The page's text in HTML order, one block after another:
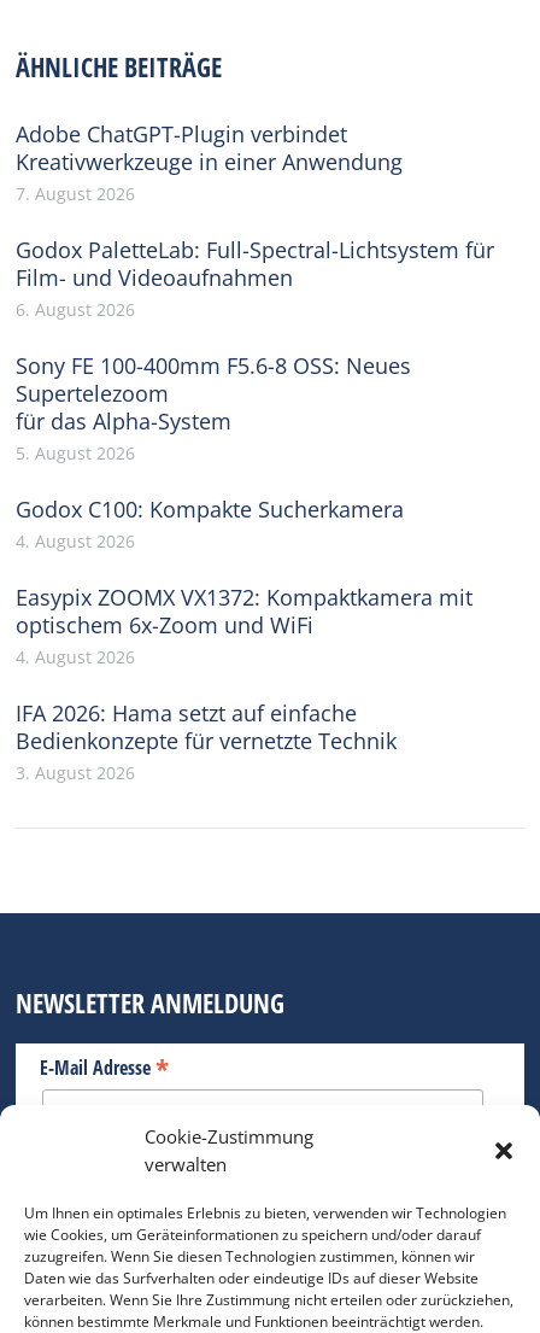
Cookie-Zustimmung
verwalten
Um Ihnen ein optimales Erlebnis zu bieten, verwenden wir Technologien
wie Cookies, um Geräteinformationen zu speichern und/oder darauf
zuzugreifen. Wenn Sie diesen Technologien zustimmen, können wir
Daten wie das Surfverhalten oder eindeutige IDs auf dieser Website
verarbeiten. Wenn Sie Ihre Zustimmung nicht erteilen oder zurückziehen,
können bestimmte Merkmale und Funktionen beeinträchtigt werden.
ÄHNLICHE BEITRÄGE
Adobe ChatGPT-Plugin verbindet
Kreativwerkzeuge in einer Anwendung
7. August 2026
Godox PaletteLab: Full-Spectral-Lichtsystem für
Film- und Videoaufnahmen
6. August 2026
Sony FE 100-400mm F5.6-8 OSS: Neues
Supertelezoom
für das Alpha-System
5. August 2026
Godox C100: Kompakte Sucherkamera
4. August 2026
Easypix ZOOMX VX1372: Kompaktkamera mit
optischem 6x-Zoom und WiFi
4. August 2026
IFA 2026: Hama setzt auf einfache
Bedienkonzepte für vernetzte Technik
3. August 2026
NEWSLETTER ANMELDUNG
E-Mail Adresse*
Bitte geben Sie Ihre E-Mail Adresse ein.
*